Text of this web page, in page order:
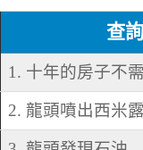
查
1. 十年的房子不
2. 龍頭噴出西米